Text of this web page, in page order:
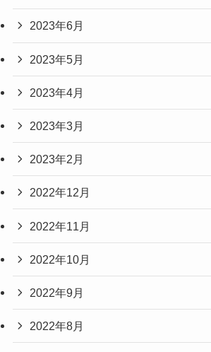
2023年6月
2023年5月
2023年4月
2023年3月
2023年2月
2022年12月
2022年11月
2022年10月
2022年9月
2022年8月